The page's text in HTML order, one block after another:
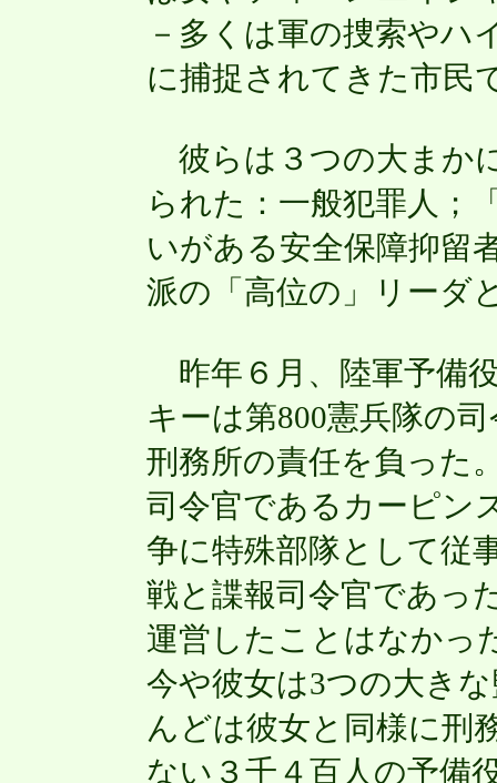
－多くは軍の捜索やハ
に捕捉されてきた市民
彼らは３つの大まか
られた：一般犯罪人；
いがある安全保障抑留
派の「高位の」リーダ
昨年６月、陸軍予備
キーは第800憲兵隊の
刑務所の責任を負った
司令官であるカーピン
争に特殊部隊として従
戦と諜報司令官であっ
運営したことはなかっ
今や彼女は3つの大き
んどは彼女と同様に刑
ない３千４百人の予備